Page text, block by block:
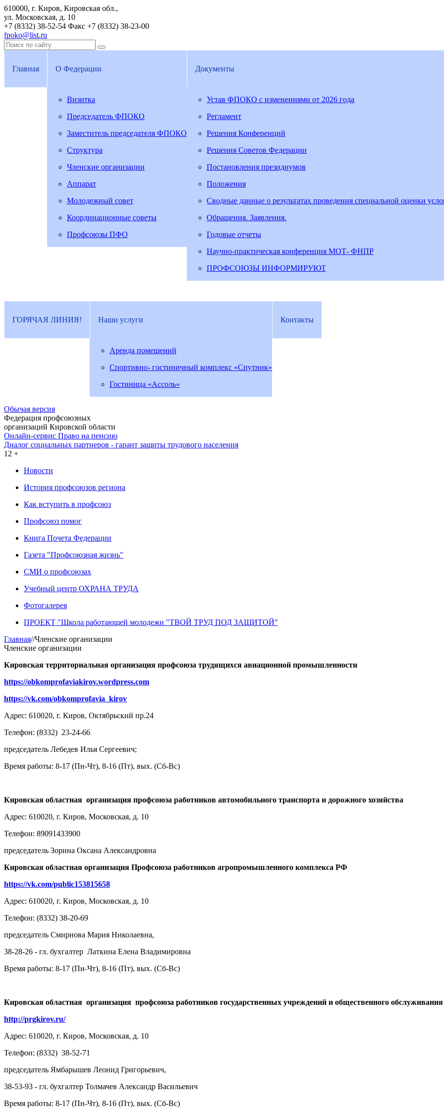
610000, г. Киров, Кировская обл.,
ул. Московская, д. 10
+7 (8332) 38-52-54 Факс +7 (8332) 38-23-00
fpoko@list.ru
Главная О Федерации
Визитка
Председатель ФПОКО
Заместитель председателя ФПОКО
Структура
Членские организации
Аппарат
Молодежный совет
Координационные советы
Профсоюзы ПФО
Документы
Устав ФПОКО с изменениями от 2026 года
Регламент
Решения Конференций
Решения Советов Федерации
Постановления президиумов
Положения
Сводные данные о результатах проведения специальной оценки
Обращения. Заявления.
Годовые отчеты
Научно-практическая конференция МОТ- ФНПР
ПРОФСОЮЗЫ ИНФОРМИРУЮТ
ГОРЯЧАЯ ЛИНИЯ! Наши услуги
Аренда помещений
Спортивно- гостиничный комплекс «Спутник»
Гостиница «Ассоль»
Контакты
Обычая версия
Федерация профсоюзных
организаций Кировской области
Онлайн-сервис Право на пенсию
Диалог социальных партнеров - гарант защиты трудового населения
12 +
Новости
История профсоюзов региона
Как вступить в профсоюз
Профсоюз помог
Книга Почета Федерации
Газета "Профсоюзная жизнь"
СМИ о профсоюзах
Учебный центр ОХРАНА ТРУДА
Фотогалерея
ПРОЕКТ "Школа работающей молодежи "ТВОЙ ТРУД ПОД ЗАЩИТОЙ"
Главная//Членские организации
Членские организации
Кировская территориальная организация профсоюза трудящихся авиационной промышленности
https://obkomprofaviakirov.wordpress.com
https://vk.com/obkomprofavia_kirov
Адрес: 610020, г. Киров, Октябрьский пр.24
Телефон: (8332) 23-24-66
председатель Лебедев Илья Сергеевич;
Время работы: 8-17 (Пн-Чт), 8-16 (Пт), вых. (Сб-Вс)
Кировская областная организация профсоюза работников автомобильного транспорта и дорожного хозяйства
Адрес: 610020, г. Киров, Московская, д. 10
Телефон: 89091433900
председатель Зорина Оксана Александровна
Кировская областная организация Профсоюза работников агропромышленного комплекса РФ
https://vk.com/public153815658
Адрес: 610020, г. Киров, Московская, д. 10
Телефон: (8332) 38-20-69
председатель Смирнова Мария Николаевна,
38-28-26 - гл. бухгалтер Латкина Елена Владимировна
Время работы: 8-17 (Пн-Чт), 8-16 (Пт), вых. (Сб-Вс)
Кировская областная организация профсоюза работников государственных учреждений и общественного
http://prgkirov.ru/
Адрес: 610020, г. Киров, Московская, д. 10
Телефон: (8332) 38-52-71
председатель Ямбарышев Леонид Григорьевич,
38-53-93 - гл. бухгалтер Толмачев Александр Васильевич
Время работы: 8-17 (Пн-Чт), 8-16 (Пт), вых. (Сб-Вс)